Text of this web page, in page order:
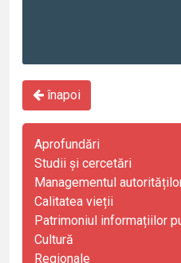
înapoi
Aprofundări
Studii și cercetări
Managementul
Calitatea vieții
Patrimoniul informațiilor
Cultură
Regionale